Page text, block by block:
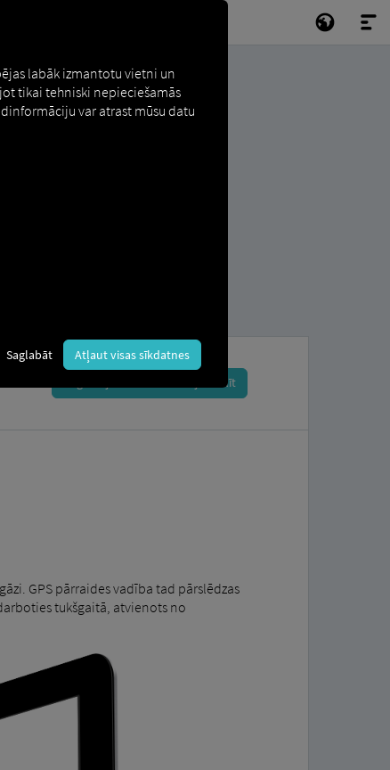
Reģistrējieties un rezervējiet tūlīt
GPS pārraides vadība tad pārslēdzas
tukšgaitā, atvienots no
labāk izmantotu vietni un
tikai tehniski nepieciešamās
var atrast mūsu datu
Saglabāt Atļaut visas sīkdatnes